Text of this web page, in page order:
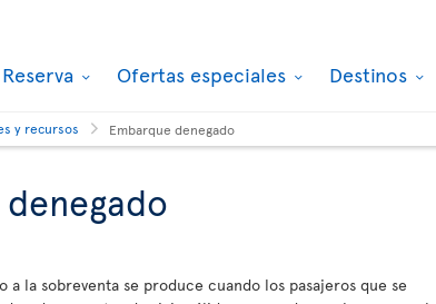
Reserva Ofertas especiales Destinos
y recursos Embarque denegado
a la sobreventa se produce cuando los pasajeros que se